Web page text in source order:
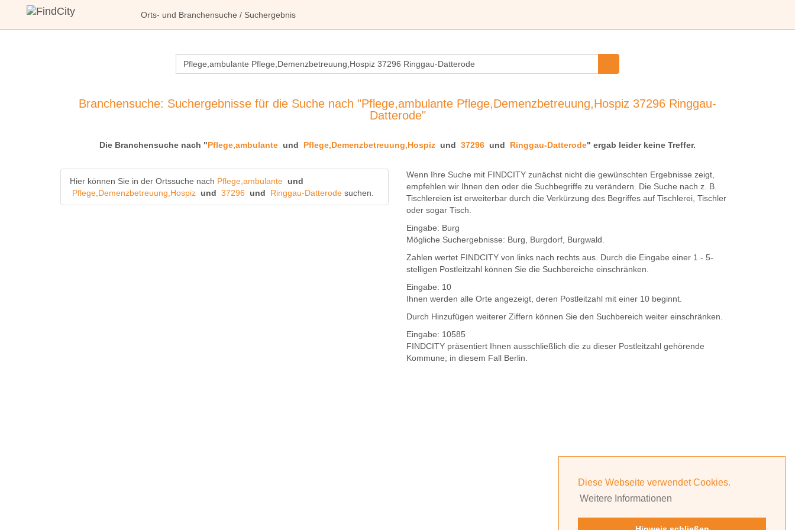
Diese Webseite verwendet Cookies.
Weitere Informationen
Orts- und Branchensuche / Suchergebnis
Branchensuche: Suchergebnisse für die Suche nach "Pflege,ambulante Pflege,Demenzbetreuung,Hospiz 37296 Ringgau-
Datterode"
Die Branchensuche nach "Pflege,ambulante und Pflege,Demenzbetreuung,Hospiz und 37296 und Ringgau-Datterode" ergab leider keine Treffer.
Hier können Sie in der Ortssuche nach Pflege,ambulante und
Pflege,Demenzbetreuung,Hospiz und 37296 und Ringgau-Datterode suchen.
Wenn Ihre Suche mit FINDCITY zunächst nicht die gewünschten Ergebnisse zeigt,
empfehlen wir Ihnen den oder die Suchbegriffe zu verändern. Die Suche nach z. B.
Tischlereien ist erweiterbar durch die Verkürzung des Begriffes auf Tischlerei Tischler
oder sogar Tisch
Eingabe: Burg
Mögliche Suchergebnisse: Burg Burgdorf, Burgwald.
Zahlen wertet FINDCITY von links nach rechts aus. Durch die Eingabe einer 1 - 5-
stelligen Postleitzahl können Sie die Suchbereiche einschränken.
Eingabe: 10
Ihnen werden alle Orte angezeigt, deren Postleitzahl mit einer 10 beginnt.
Durch Hinzufügen weiterer Ziffern können Sie den Suchbereich weiter einschränken.
Eingabe: 10585
FINDCITY präsentiert Ihnen ausschließlich die zu dieser Postleitzahl gehörende
Kommune; in diesem Fall Berlin.